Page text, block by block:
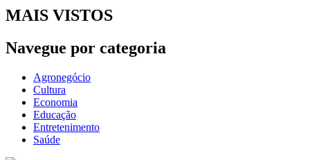
MAIS VISTOS
Navegue por categoria
Agronegócio
Cultura
Economia
Educação
Entretenimento
Saúde